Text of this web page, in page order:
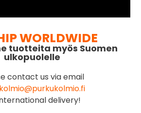
WORLDWIDE
tuotteita myös Suomen
ulkopuolelle
contact us via email
delivery!